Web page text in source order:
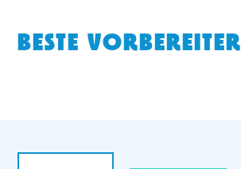
BESTE VORBEREITER